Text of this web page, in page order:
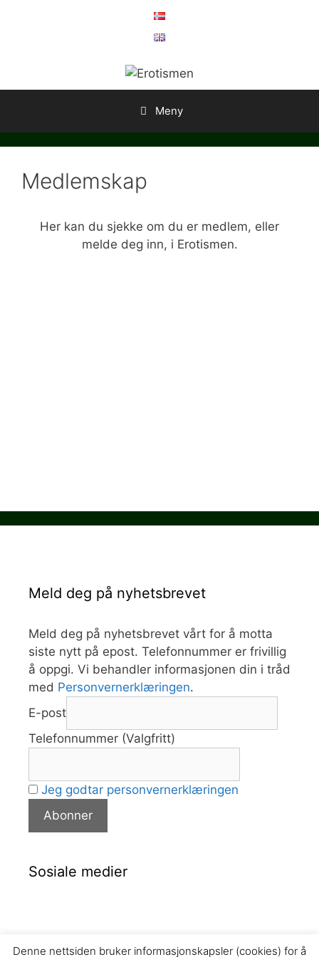
Meny
Medlemskap
Her kan du sjekke om du er medlem, eller
melde deg inn, i Erotismen.
Meld deg på nyhetsbrevet
Meld deg på nyhetsbrevet vårt for å motta
siste nytt på epost. Telefonnummer er frivillig
å oppgi. Vi behandler informasjonen din i tråd
med Personvernerklæringen.
E-post
Telefonnummer (Valgfritt)
Jeg godtar personvernerklæringen
Sosiale medier
Denne nettsiden bruker informasjonskapsler (cookies) for å